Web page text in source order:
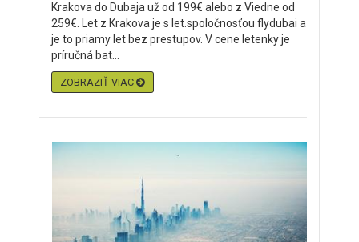
Krakova do Dubaja už od 199€ alebo z Viedne od
259€. Let z Krakova je s let.spoločnosťou flydubai a
je to priamy let bez prestupov. V cene letenky je
príručná bat...
ZOBRAZIŤ VIAC